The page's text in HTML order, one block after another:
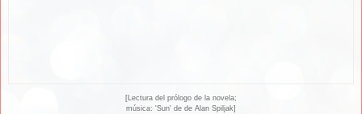
[Lectura del prólogo de la novela;
música: 'Sun' de de Alan Spiljak]